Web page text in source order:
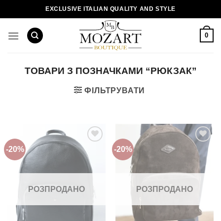
EXCLUSIVE ITALIAN QUALITY AND STYLE
0
ТОВАРИ З ПОЗНАЧКАМИ “РЮКЗАК”
ФІЛЬТРУВАТИ
-20%
Додати
до
списку
бажань!
РОЗПРОДАНО
-20%
Додати
до
списку
бажань!
РОЗПРОДАНО